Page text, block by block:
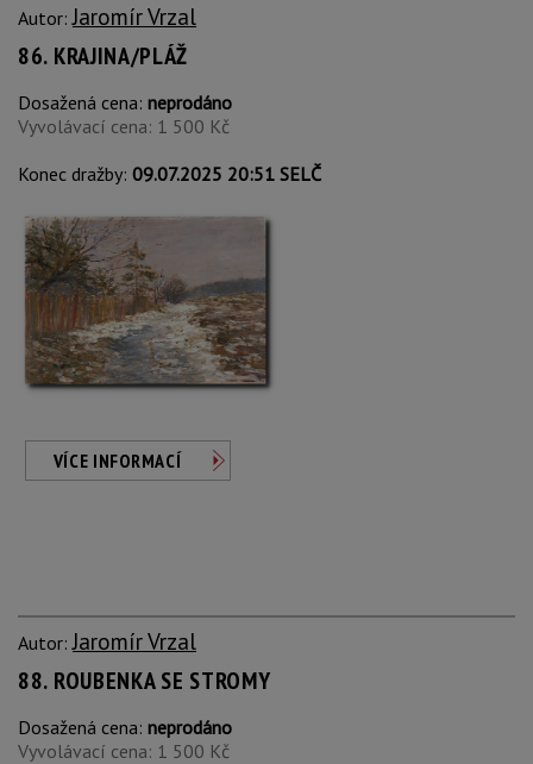
Autor:Jaromír Vrzal
86. KRAJINA/PLÁŽ
Dosažená cena: neprodáno
Vyvolávací cena: 1 500 Kč
Konec dražby: 09.07.2025 20:51 SELČ
VÍCE INFORMACÍ
Autor:Jaromír Vrzal
88. ROUBENKA SE STROMY
Dosažená cena: neprodáno
Vyvolávací cena: 1 500 Kč